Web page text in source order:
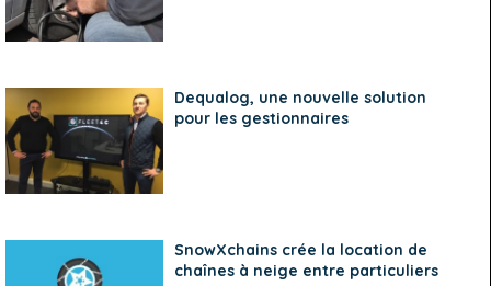
Dequalog, une nouvelle solution
pour les gestionnaires
SnowXchains crée la location de
chaînes à neige entre particuliers